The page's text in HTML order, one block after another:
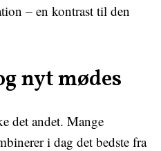
– en kontrast til den
nyt mødes
det andet. Mange
i dag det bedste fra